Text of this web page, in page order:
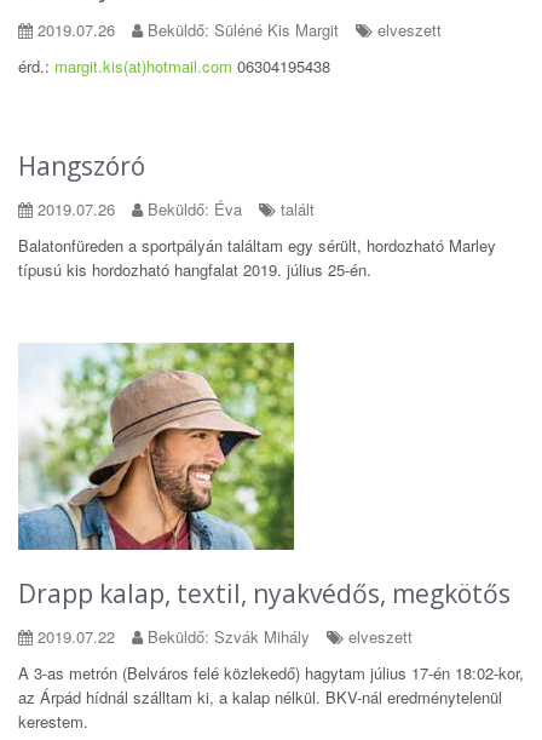
2019.07.26 Beküldő: Süléné Kis Margit
elveszett
érd.: margit.kis(at)hotmail.com 06304195438
Hangszóró
2019.07.26 Beküldő: Éva
talált
Balatonfüreden a sportpályán találtam egy sérült, hordozható Marley
típusú kis hordozható hangfalat 2019. július 25-én.
Drapp kalap, textil, nyakvédős, megkötős
2019.07.22 Beküldő: Szvák Mihály
elveszett
A 3-as metrón (Belváros felé közlekedő) hagytam július 17-én 18:02-kor,
az Árpád hídnál szálltam ki, a kalap nélkül. BKV-nál eredménytelenül
kerestem.